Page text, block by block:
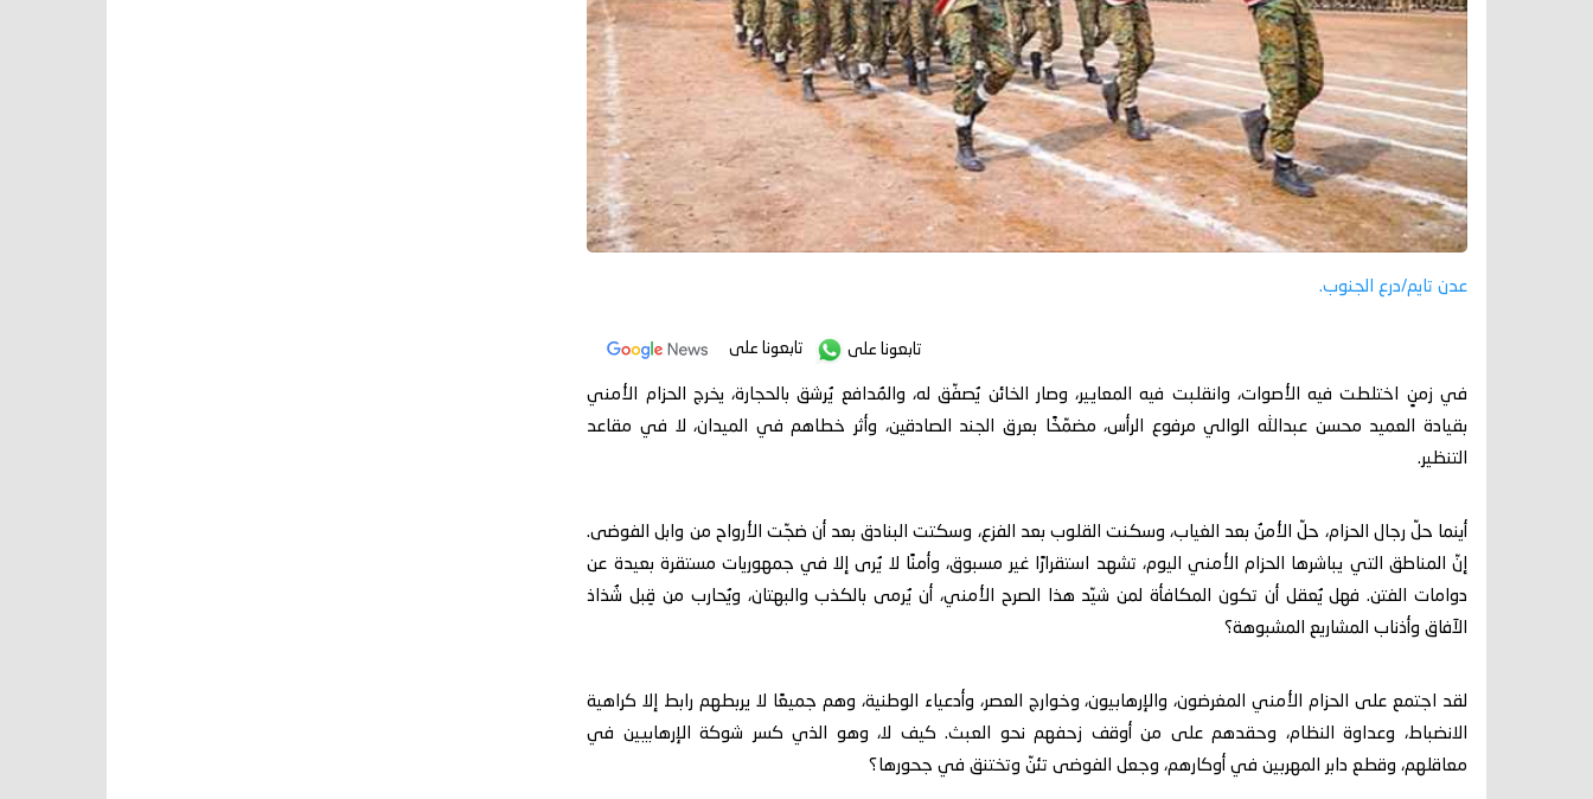
عدن تايم/درع الجنوب.
تابعونا على تابعونا على
في زمنٍ اختلطت فيه الأصوات، وانقلبت فيه المعايير، وصار الخائن يُصفّق له، والمُدافع يُرشق بالحجارة، يخرج الحزام الأمني
بقيادة العميد محسن عبدالله الوالي مرفوع الرأس، مضمّخًا بعرق الجند الصادقين، وأثر خطاهم في الميدان، لا في مقاعد
التنظير.
أينما حلّ رجال الحزام، حلّ الأمنُ بعد الغياب، وسكنت القلوب بعد الفزع، وسكتت البنادق بعد أن ضجّت الأرواح من وابل الفوضى.
إنّ المناطق التي يباشرها الحزام الأمني اليوم، تشهد استقرارًا غير مسبوق، وأمنًا لا يُرى إلا في جمهوريات مستقرة بعيدة عن
دوامات الفتن. فهل يُعقل أن تكون المكافأة لمن شيّد هذا الصرح الأمني، أن يُرمى بالكذب والبهتان، ويُحارب من قِبل شُذاذ
الآفاق وأذناب المشاريع المشبوهة؟
لقد اجتمع على الحزام الأمني المغرضون، والإرهابيون، وخوارج العصر، وأدعياء الوطنية، وهم جميعًا لا يربطهم رابط إلا كراهية
الانضباط، وعداوة النظام، وحقدهم على من أوقف زحفهم نحو العبث. كيف لا، وهو الذي كسر شوكة الإرهابيين في
معاقلهم، وقطع دابر المهربين في أوكارهم، وجعل الفوضى تئنّ وتختنق في جحورها؟